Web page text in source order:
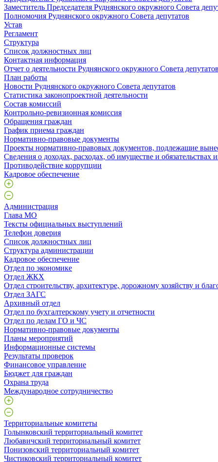
Заместитель Председателя Руднянского окружного Совета
Полномочия Руднянского окружного Совета депутатов
Устав
Регламент
Структура
Список должностных лиц
Контактная информация
Отчет о деятельности Руднянского окружного Совета депутатов
План работы
Новости Руднянского окружного Совета депутатов
Статистика законопроектной деятельности
Состав комиссий
Контрольно-ревизионная комиссия
Обращения граждан
График приема граждан
Нормативно-правовые документы
Проекты нормативно-правовых документов, подлежащие
Сведения о доходах, расходах, об имуществе и обязательствах
Противодействие коррупции
Кадровое обеспечение
Администрация
Глава МО
Тексты официальных выступлений
Телефон доверия
Список должностных лиц
Структура администрации
Кадровое обеспечение
Отдел по экономике
Отдел ЖКХ
Отдел строительству, архитектуре, дорожному хозяйству и
Отдел ЗАГС
Архивный отдел
Отдел по бухгалтерскому учету и отчетности
Отдел по делам ГО и ЧС
Нормативно-правовые документы
Планы мероприятий
Информационные системы
Результаты проверок
Финансовое управление
Бюджет для граждан
Охрана труда
Международное сотрудничество
Территориальные комитеты
Голынковский территориальный комитет
Любавичский территориальный комитет
Понизовский территориальный комитет
Чистиковский территориальный комитет